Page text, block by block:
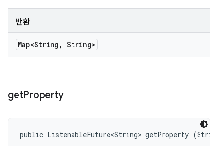
반환
Map<String , String>
getProperty
public ListenableFuture<String> getProperty